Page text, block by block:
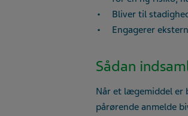
Bliver til
Engagerer
Sådan
Når et lægemiddel er
pårørende anmelde